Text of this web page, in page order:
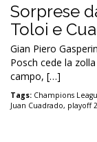
Sorprese
Toloi e
Gian Piero
Posch cede la
campo, […]
Tags: Champions
Juan Cuadrado, playoff 2